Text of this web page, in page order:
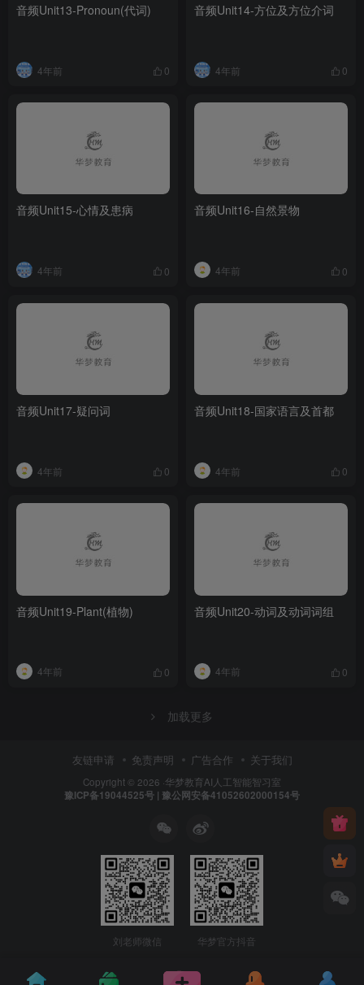
音频Unit13-Pronoun(代词)
4年前 0
音频Unit14-方位及方位介词
4年前 0
音频Unit15-心情及患病
4年前 0
音频Unit16-自然景物
4年前 0
音频Unit17-疑问词
4年前 0
音频Unit18-国家语言及首都
4年前 0
音频Unit19-Plant(植物)
4年前 0
音频Unit20-动词及动词词组
4年前 0
加载更多
友链申请 免责声明 广告合作 关于我们
Copyright © 2026 ·华梦教育AI人工智能智习室
豫ICP备19044525号 | 豫公网安备41052602000154号
刘老师微信 华梦官方抖音